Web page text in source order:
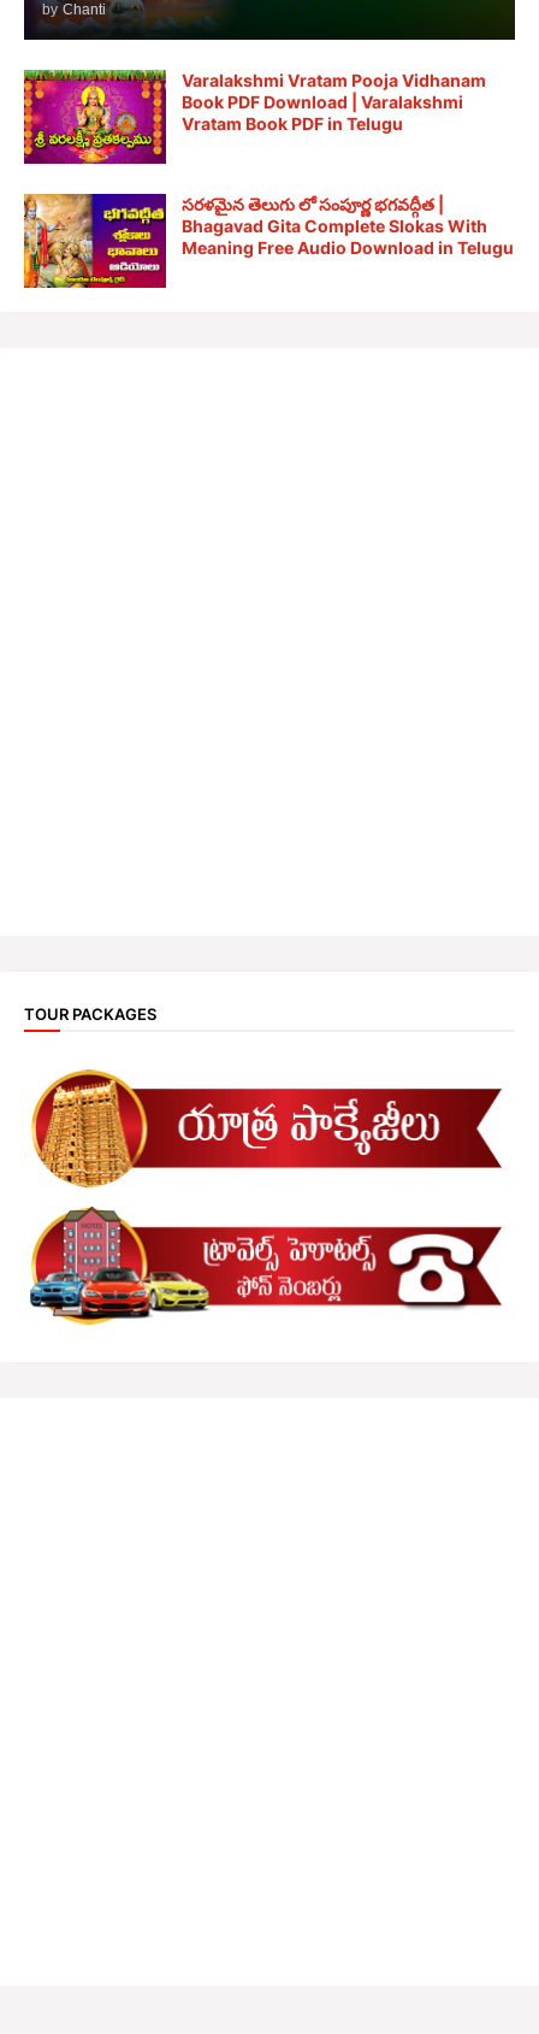
by Chanti
Varalakshmi Vratam Pooja Vidhanam
Book PDF Download | Varalakshmi
Vratam Book PDF in Telugu
సరళమైన తెలుగు లో సంపూర్ణ భగవద్గీత |
Bhagavad Gita Complete Slokas With
Meaning Free Audio Download in Telugu
TOUR PACKAGES